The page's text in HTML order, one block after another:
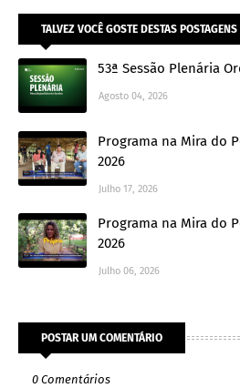
TALVEZ VOCÊ GOSTE DESTAS POSTAGENS
53ª Sessão Plenária
Agosto 04, 2026
Programa na Mira do
2026
Julho 17, 2026
Programa na Mira do
2026
Julho 06, 2026
POSTAR UM COMENTÁRIO
0 Comentários